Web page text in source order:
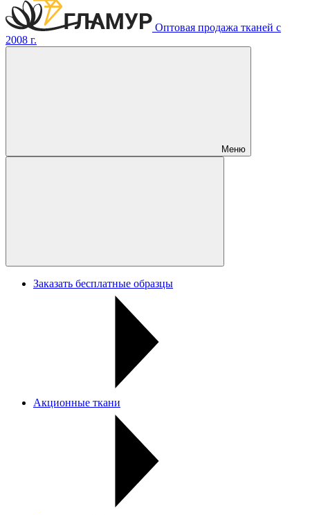
Оптовая продажа тканей с
2008 г.
Меню
Заказать бесплатные образцы
Акционные ткани